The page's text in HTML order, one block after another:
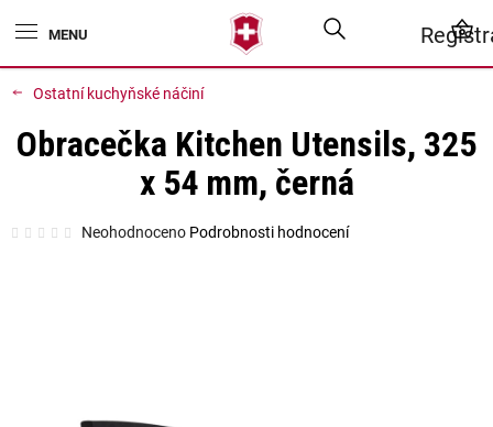
na
Ostatní kuchyňské náčiní
Obracečka Kitchen Utensils, 325
x 54 mm, černá
Průměrné
hodnocení
Neohodnoceno Podrobnosti hodnocení